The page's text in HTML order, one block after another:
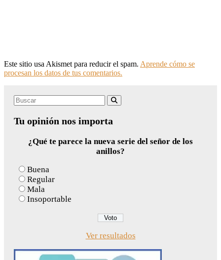
Este sitio usa Akismet para reducir el spam. Aprende cómo se
procesan los datos de tus comentarios.
Search
Tu opinión nos importa
¿Qué te parece la nueva serie del señor de los
anillos?
Buena
Regular
Mala
Insoportable
Ver resultados